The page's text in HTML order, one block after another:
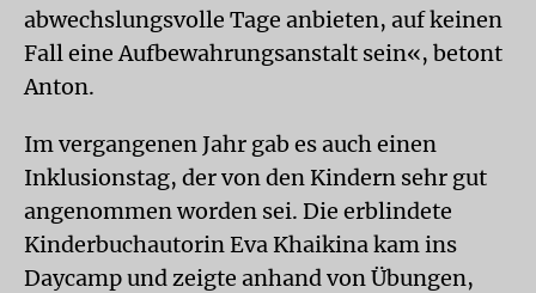
abwechslungsvolle Tage anbieten, auf keinen
Fall eine Aufbewahrungsanstalt sein«, betont
Anton.
Im vergangenen Jahr gab es auch einen
Inklusionstag, der von den Kindern sehr gut
angenommen worden sei. Die erblindete
Kinderbuchautorin Eva Khaikina kam ins
Daycamp und zeigte anhand von Übungen,